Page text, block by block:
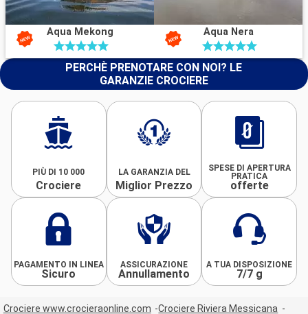
Aqua Mekong Aqua Nera
PERCHÈ PRENOTARE CON NOI? LE
GARANZIE CROCIERE
PIÙ DI 10 000
Crociere
LA GARANZIA DEL
Miglior Prezzo
SPESE DI APERTURA
PRATICA
offerte
PAGAMENTO IN LINEA
Sicuro
ASSICURAZIONE
Annullamento
A TUA DISPOSIZIONE
7/7 g
Crociere www.crocieraonline.com
Crociere Riviera Messicana